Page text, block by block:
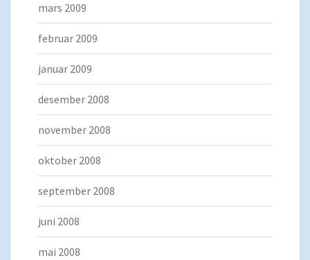
mars 2009
februar 2009
januar 2009
desember 2008
november 2008
oktober 2008
september 2008
juni 2008
mai 2008